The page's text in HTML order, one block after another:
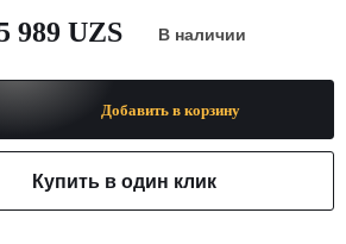
989 UZS В наличии
Добавить в корзину
Купить в один клик